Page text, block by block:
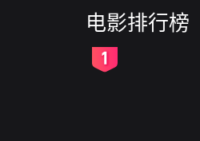
电影排行榜